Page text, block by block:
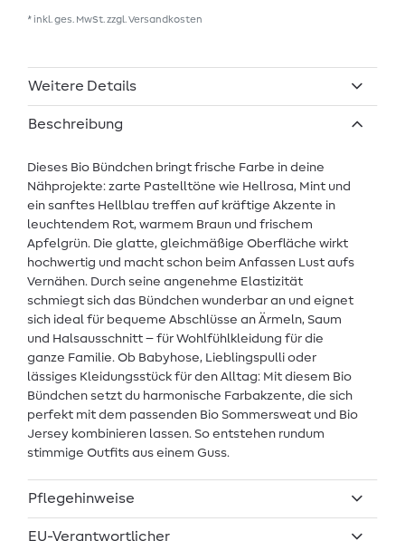
* inkl. ges. MwSt. zzgl. Versandkosten
Weitere Details
Beschreibung
Dieses Bio Bündchen bringt frische Farbe in deine
Nähprojekte: zarte Pastelltöne wie Hellrosa, Mint und
ein sanftes Hellblau treffen auf kräftige Akzente in
leuchtendem Rot, warmem Braun und frischem
Apfelgrün. Die glatte, gleichmäßige Oberfläche wirkt
hochwertig und macht schon beim Anfassen Lust aufs
Vernähen. Durch seine angenehme Elastizität
schmiegt sich das Bündchen wunderbar an und eignet
sich ideal für bequeme Abschlüsse an Ärmeln, Saum
und Halsausschnitt – für Wohlfühlkleidung für die
ganze Familie. Ob Babyhose, Lieblingspulli oder
lässiges Kleidungsstück für den Alltag: Mit diesem Bio
Bündchen setzt du harmonische Farbakzente, die sich
perfekt mit dem passenden Bio Sommersweat und Bio
Jersey kombinieren lassen. So entstehen rundum
stimmige Outfits aus einem Guss.
Pflegehinweise
EU-Verantwortlicher